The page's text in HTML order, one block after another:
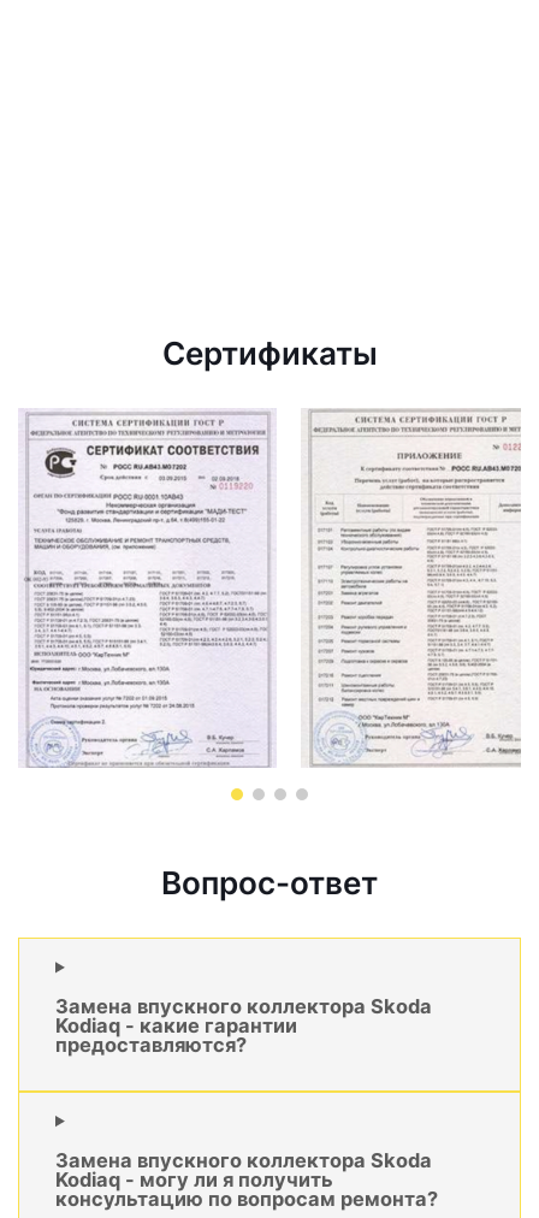
Сертификаты
Вопрос-ответ
Замена впускного коллектора Skoda
Kodiaq - какие гарантии
предоставляются?
Замена впускного коллектора Skoda
Kodiaq - могу ли я получить
консультацию по вопросам ремонта?